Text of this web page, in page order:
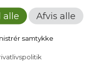
Kontakt
alle Afvis alle
samtykke